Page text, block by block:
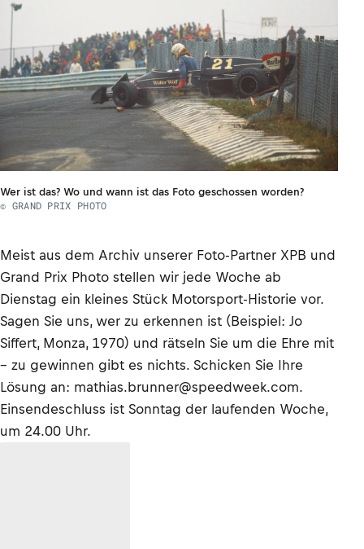
Wer ist das? Wo und wann ist das Foto geschossen worden?
© GRAND PRIX PHOTO
Meist aus dem Archiv unserer Foto-Partner XPB und
Grand Prix Photo stellen wir jede Woche ab
Dienstag ein kleines Stück Motorsport-Historie vor.
Sagen Sie uns, wer zu erkennen ist (Beispiel: Jo
Siffert, Monza, 1970) und rätseln Sie um die Ehre mit
– zu gewinnen gibt es nichts. Schicken Sie Ihre
Lösung an: mathias.brunner@speedweek.com.
Einsendeschluss ist Sonntag der laufenden Woche,
um 24.00 Uhr.